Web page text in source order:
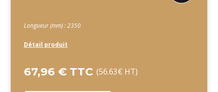
Longueur (mm) : 2350
Détail produit
67,96 € TTC (56.63€ HT)